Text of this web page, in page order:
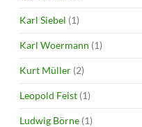
Karl Siebel (1)
Karl Woermann (1)
Kurt Müller (2)
Leopold Feist (1)
Ludwig Börne (1)